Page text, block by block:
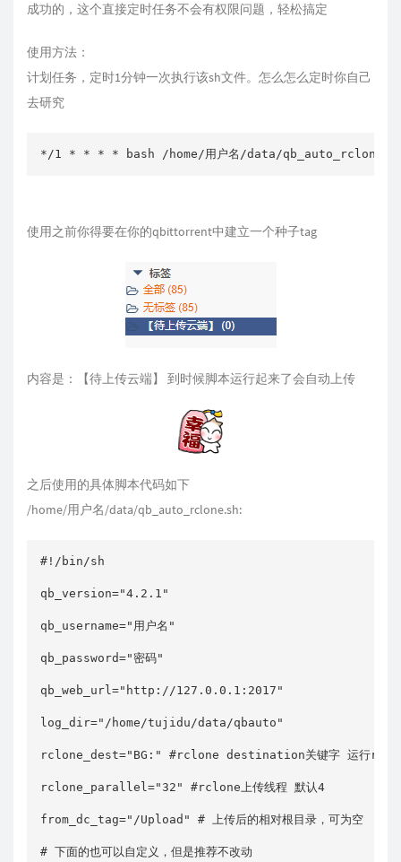
成功的，这个直接定时任务不会有权限问题，轻松搞定
使用方法：
计划任务，定时1分钟一次执行该sh文件。怎么怎么定时你自己
去研究
*/1 * * * * bash /home/用户名/data/
使用之前你得要在你的qbittorrent中建立一个种子tag
内容是：【待上传云端】 到时候脚本运行起来了会自动上传
之后使用的具体脚本代码如下
/home/用户名/data/qb_auto_rclone.sh:
#!/bin/sh
qb_version="4.2.1"
qb_username="用户名"
qb_password="密码"
qb_web_url="http://127.0.0.1:2017"
log_dir="/home/tujidu/data/qbauto"
rclone_dest="BG:" #rclone destination关键字 运行
rclone_parallel="32" #rclone上传线程 默认4
from_dc_tag="/Upload" # 上传后的相对根目录，可为空
# 下面的也可以自定义，但是推荐不改动